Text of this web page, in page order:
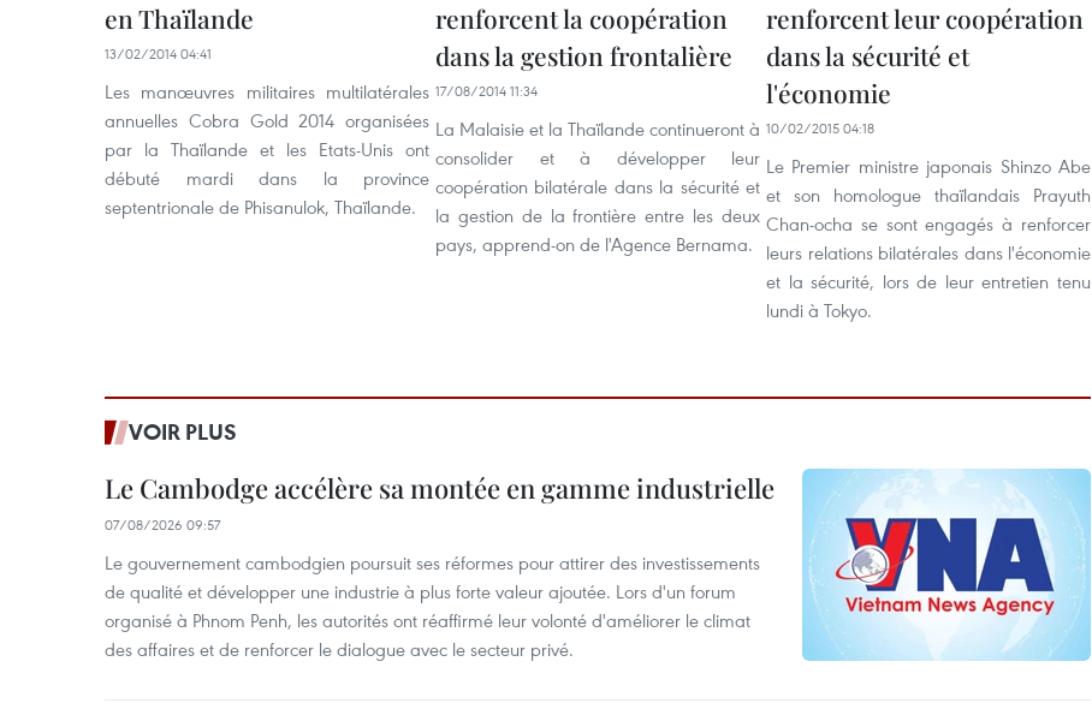
en Thaïlande
13/02/2014 04:41
Les manœuvres militaires multilatérales
annuelles Cobra Gold 2014 organisées
par la Thaïlande et les Etats-Unis ont
débuté mardi dans la province
septentrionale de Phisanulok, Thaïlande.
renforcent la coopération
dans la gestion frontalière
17/08/2014 11:34
La Malaisie et la Thaïlande continueront à
consolider et à développer leur
coopération bilatérale dans la sécurité et
la gestion de la frontière entre les deux
pays, apprend-on de l'Agence Bernama.
renforcent leur coopération
dans la sécurité et
l'économie
10/02/2015 04:18
Le Premier ministre japonais Shinzo Abe
et son homologue thaïlandais Prayuth
Chan-ocha se sont engagés à renforcer
leurs relations bilatérales dans l'économie
et la sécurité, lors de leur entretien tenu
lundi à Tokyo.
VOIR PLUS
Le Cambodge accélère sa montée en gamme industrielle
07/08/2026 09:57
Le gouvernement cambodgien poursuit ses réformes pour attirer des investissements
de qualité et développer une industrie à plus forte valeur ajoutée. Lors d'un forum
organisé à Phnom Penh, les autorités ont réaffirmé leur volonté d'améliorer le climat
des affaires et de renforcer le dialogue avec le secteur privé.